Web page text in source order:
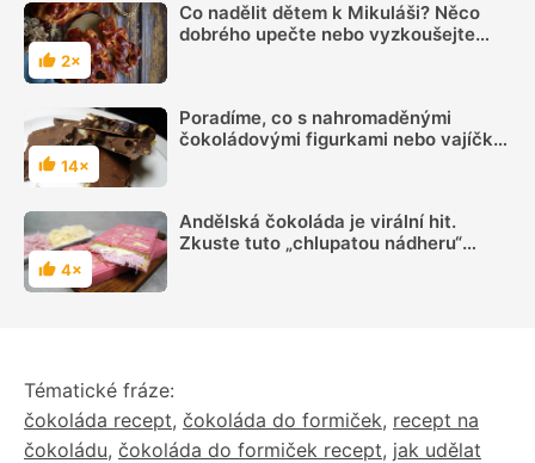
Hodnocení
2×
Co nadělit dětem k Mikuláši? Něco
dobrého upečte nebo vyzkoušejte
Hodnocení
14×
Poradíme, co s nahromaděnými
čokoládovými figurkami nebo vajíčky,
Hodnocení
4×
Andělská čokoláda je virální hit.
Zkuste tuto „chlupatou nádheru“
Tématické fráze:
čokoláda recept, čokoláda do formiček, recept na
čokoládu, čokoláda do formiček recept, jak udělat